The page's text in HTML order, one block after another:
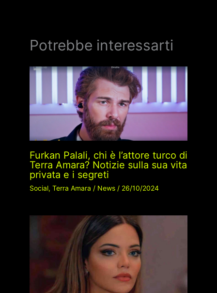
Potrebbe interessarti
Furkan Palali, chi è l’attore turco di
Terra Amara? Notizie sulla sua vita
privata e i segreti
Social, Terra Amara / News/ 26/10/2024